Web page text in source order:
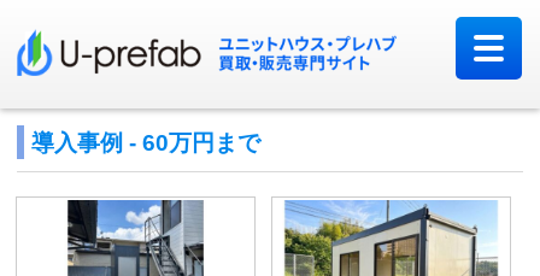
導入事例 - 60万円まで